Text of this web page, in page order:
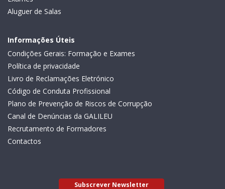
Aluguer de Salas
Informações Úteis
Condições Gerais: Formação e Exames
Política de privacidade
Livro de Reclamações Eletrónico
Código de Conduta Profissional
Plano de Prevenção de Riscos de Corrupção
Canal de Denúncias da GALILEU
Recrutamento de Formadores
Contactos
Subscrever Newsletter